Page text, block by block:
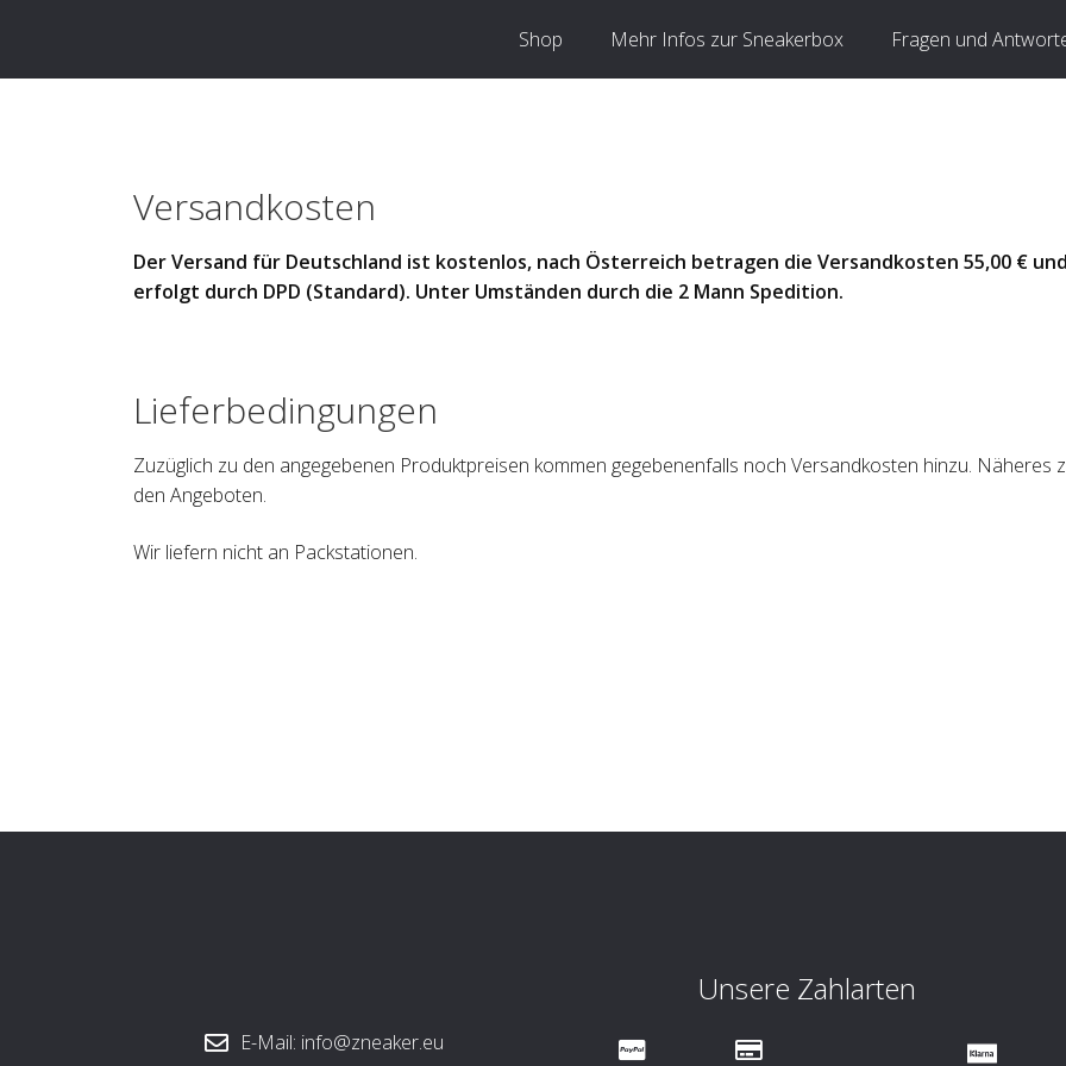
Shop Mehr Infos zur Sneakerbox Fragen und
Versandkosten
Der Versand für Deutschland ist kostenlos, nach Österreich betragen die Versandkosten 55,00 €
erfolgt durch DPD (Standard). Unter Umständen durch die 2 Mann Spedition.
Lieferbedingungen
Zuzüglich zu den angegebenen Produktpreisen kommen gegebenenfalls noch Versandkosten hinzu.
den Angeboten.
Wir liefern nicht an Packstationen.
E-Mail: info@zneaker.eu
Unsere Zahlarten